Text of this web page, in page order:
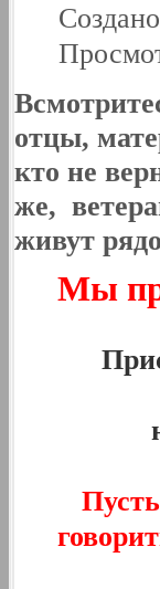
отцы,
кто не
же,
живут
Мы